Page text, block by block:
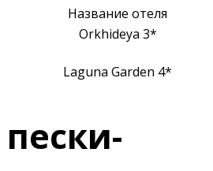
Название отеля
Orkhideya 3*
Laguna Garden 4*